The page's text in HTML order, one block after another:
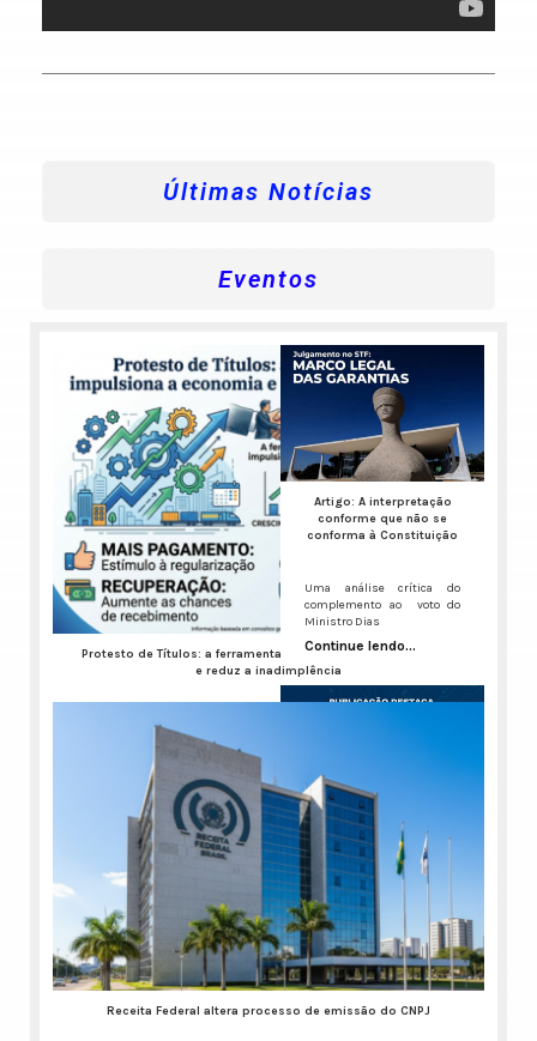
Últimas Notícias
Eventos
Protesto de Títulos: a ferramenta que impulsiona a economia
e reduz a inadimplência
A inadimplência no Brasil virou um ruído de fundo constante,
Artigo: A interpretação
conforme que não se
conforma à Constituição
Uma análise crítica do
complemento ao voto do
Ministro Dias
Continue lendo...
Publicação aponta salto
de eficiência e economia
para o cidadão por meio
do trabalho dos
cartórios de RTD e RCPJ
Nos últimos anos, as
especialidades
consolidaram a digitalização
dos serviços
Receita Federal altera processo de emissão do CNPJ